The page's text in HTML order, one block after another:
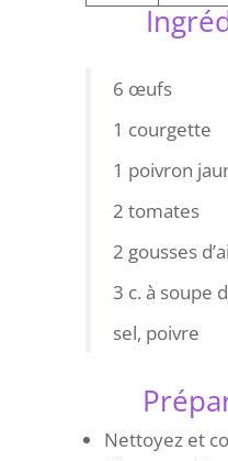
6 œufs
1 courgette
1 poivron
2 tomates
2 gousses
3 c. à soupe
sel, poivre
Nettoyez et